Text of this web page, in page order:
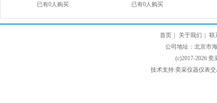
已有0人购买
已有0人购买
首页 关于我们
联
公司地址：北京市
(c)2017-2026
技术支持:奕采仪器仪表